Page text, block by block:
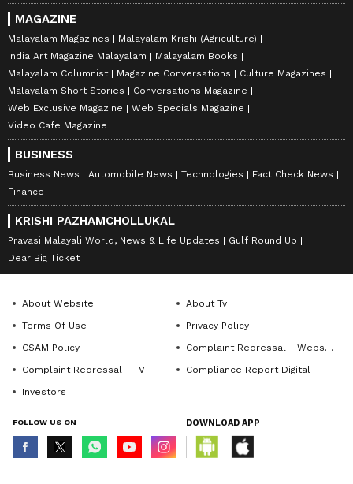
MAGAZINE
Malayalam Magazines
Malayalam Krishi (Agriculture)
India Art Magazine Malayalam
Malayalam Books
Malayalam Columnist
Magazine Conversations
Culture Magazines
Malayalam Short Stories
Conversations Magazine
Web Exclusive Magazine
Web Specials Magazine
Video Cafe Magazine
BUSINESS
Business News Automobile News Technologies
Fact Check News
Finance
KRISHI PAZHAMCHOLLUKAL
Pravasi Malayali World, News & Life Updates
Gulf Round Up
Dear Big Ticket
About Website
About Tv
Terms Of Use
Privacy Policy
CSAM Policy
Complaint Redressal - Website
Complaint Redressal - TV
Compliance Report Digital
Investors
FOLLOW US ON DOWNLOAD APP